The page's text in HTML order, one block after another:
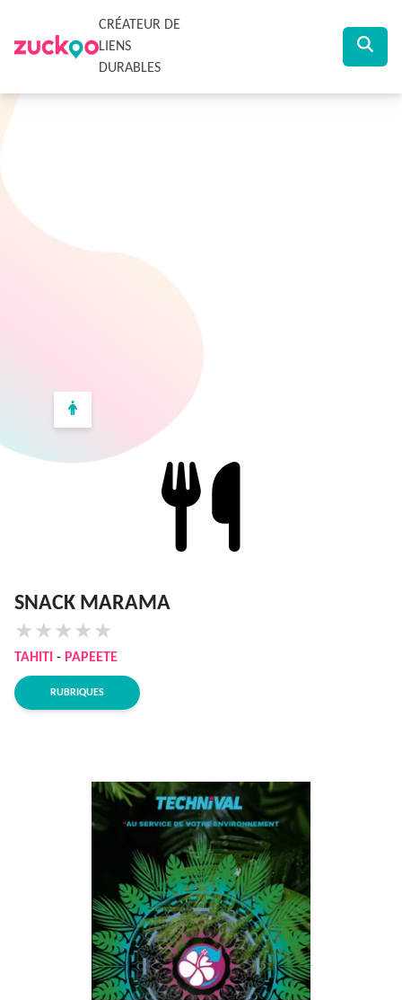
CRÉATEUR DE
LIENS
DURABLES
SNACK MARAMA
★ ★ ★ ★ ★
TAHITI - PAPEETE
RUBRIQUES